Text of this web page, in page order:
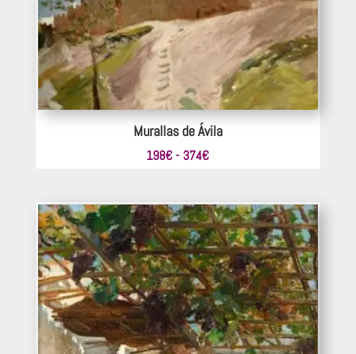
Murallas de Ávila
198€ - 374€Rango
desde
198€
hasta
374€